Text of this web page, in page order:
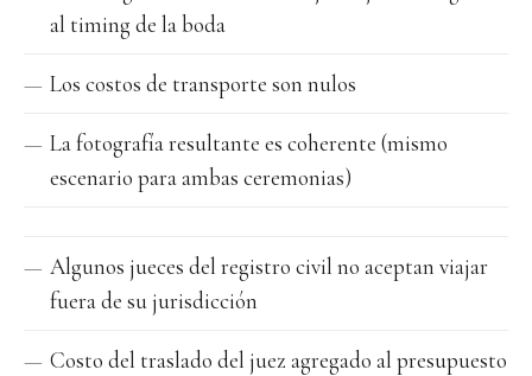
al timing de la boda
Los costos de transporte son nulos
La fotografía resultante es coherente (mismo
escenario para ambas ceremonias)
Algunos jueces del registro civil no aceptan viajar
fuera de su jurisdicción
Costo del traslado del juez agregado al presupuesto